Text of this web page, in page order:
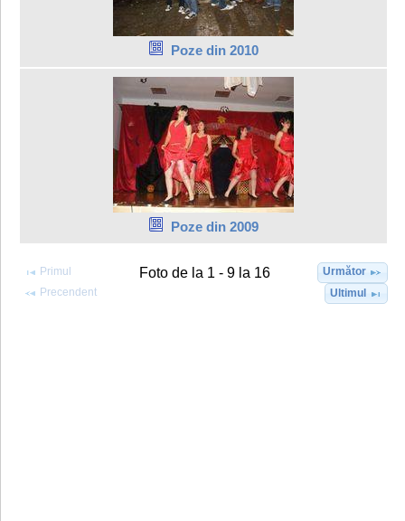
Poze din 2010
Poze din 2009
Primul
Precendent
Foto de la 1 - 9 la 16
Următor
Ultimul